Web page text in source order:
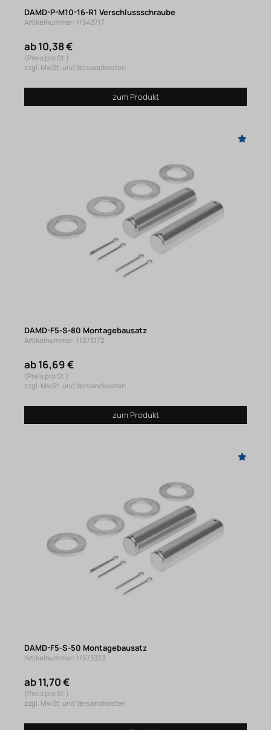
DAMD-P-M10-16-R1 Verschlussschraube
Artikelnummer: 11543717
ab 10,38 €
(Preis pro St.)
zzgl. MwSt. und Versandkosten
zum Produkt
DAMD-F5-S-80 Montagebausatz
Artikelnummer: 11573172
ab 16,69 €
(Preis pro St.)
zzgl. MwSt. und Versandkosten
zum Produkt
DAMD-F5-S-50 Montagebausatz
Artikelnummer: 11573323
ab 11,70 €
(Preis pro St.)
zzgl. MwSt. und Versandkosten